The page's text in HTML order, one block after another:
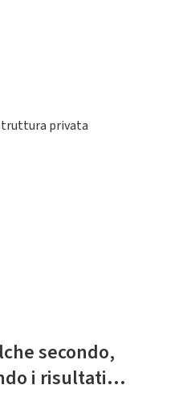
privata
secondo,
i risultati...